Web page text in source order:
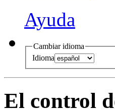
Ayuda
Cambiar idioma
Idioma
El control